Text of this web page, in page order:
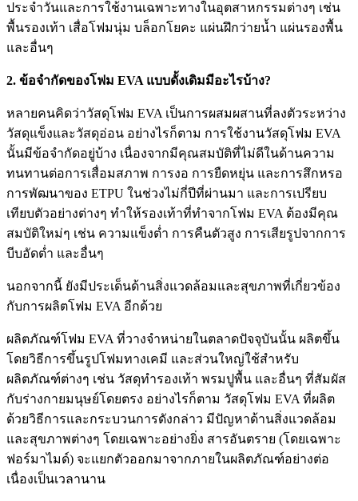
ประจำวันและการใช้งานเฉพาะทางในอุตสาหกรรมต่างๆ เช่น
พื้นรองเท้า เสื่อโฟมนุ่ม บล็อกโยคะ แผ่นฝึกว่ายน้ำ แผ่นรองพื้น
และอื่นๆ
2. ข้อจำกัดของโฟม EVA แบบดั้งเดิมมีอะไรบ้าง?
หลายคนคิดว่าวัสดุโฟม EVA เป็นการผสมผสานที่ลงตัวระหว่าง
วัสดุแข็งและวัสดุอ่อน อย่างไรก็ตาม การใช้งานวัสดุโฟม EVA
นั้นมีข้อจำกัดอยู่บ้าง เนื่องจากมีคุณสมบัติที่ไม่ดีในด้านความ
ทนทานต่อการเสื่อมสภาพ การงอ การยืดหยุ่น และการสึกหรอ
การพัฒนาของ ETPU ในช่วงไม่กี่ปีที่ผ่านมา และการเปรียบ
เทียบตัวอย่างต่างๆ ทำให้รองเท้าที่ทำจากโฟม EVA ต้องมีคุณ
สมบัติใหม่ๆ เช่น ความแข็งต่ำ การคืนตัวสูง การเสียรูปจากการ
บีบอัดต่ำ และอื่นๆ
นอกจากนี้ ยังมีประเด็นด้านสิ่งแวดล้อมและสุขภาพที่เกี่ยวข้อง
กับการผลิตโฟม EVA อีกด้วย
ผลิตภัณฑ์โฟม EVA ที่วางจำหน่ายในตลาดปัจจุบันนั้น ผลิตขึ้น
โดยวิธีการขึ้นรูปโฟมทางเคมี และส่วนใหญ่ใช้สำหรับ
ผลิตภัณฑ์ต่างๆ เช่น วัสดุทำรองเท้า พรมปูพื้น และอื่นๆ ที่สัมผัส
กับร่างกายมนุษย์โดยตรง อย่างไรก็ตาม วัสดุโฟม EVA ที่ผลิต
ด้วยวิธีการและกระบวนการดังกล่าว มีปัญหาด้านสิ่งแวดล้อม
และสุขภาพต่างๆ โดยเฉพาะอย่างยิ่ง สารอันตราย (โดยเฉพาะ
ฟอร์มาไมด์) จะแยกตัวออกมาจากภายในผลิตภัณฑ์อย่างต่อ
เนื่องเป็นเวลานาน